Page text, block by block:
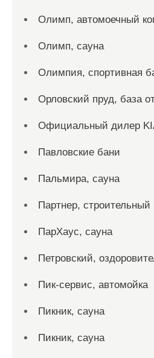
Олимп, автомоечный
Олимп, сауна
Олимпия, спортивная
Орловский пруд, база
Официальный дилер
Павловские бани
Пальмира, сауна
Партнер, строительный
ПарХаус, сауна
Петровский,
Пик-сервис, автомойка
Пикник, сауна
Пикник, сауна